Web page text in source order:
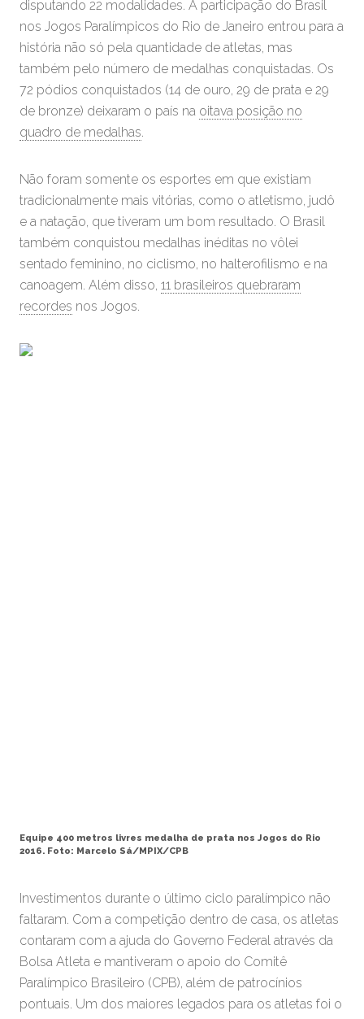
disputando 22 modalidades. A participação do Brasil
nos Jogos Paralímpicos do Rio de Janeiro entrou para a
história não só pela quantidade de atletas, mas
também pelo número de medalhas conquistadas. Os
72 pódios conquistados (14 de ouro, 29 de prata e 29
de bronze) deixaram o país na oitava posição no
quadro de medalhas.
Não foram somente os esportes em que existiam
tradicionalmente mais vitórias, como o atletismo, judô
e a natação, que tiveram um bom resultado. O Brasil
também conquistou medalhas inéditas no vôlei
sentado feminino, no ciclismo, no halterofilismo e na
canoagem. Além disso, 11 brasileiros quebraram
recordes nos Jogos.
Equipe 400 metros livres medalha de prata nos Jogos do Rio
2016. Foto: Marcelo Sá/MPIX/CPB
Investimentos durante o último ciclo paralímpico não
faltaram. Com a competição dentro de casa, os atletas
contaram com a ajuda do Governo Federal através da
Bolsa Atleta e mantiveram o apoio do Comitê
Paralímpico Brasileiro (CPB), além de patrocínios
pontuais. Um dos maiores legados para os atletas foi o